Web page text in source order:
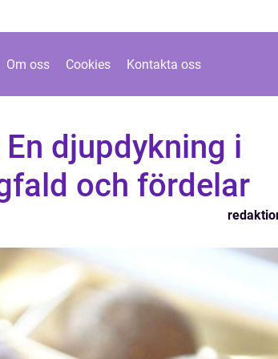
Om oss Cookies Kontakta oss
djupdykning i
och fördelar